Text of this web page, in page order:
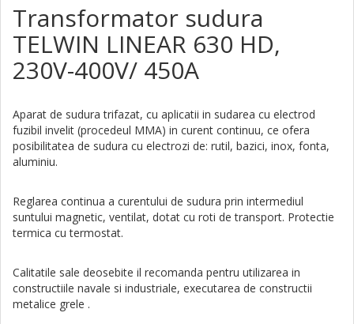
Transformator sudura
TELWIN LINEAR 630 HD,
230V-400V/ 450A
Aparat de sudura trifazat, cu aplicatii in sudarea cu electrod
fuzibil invelit (procedeul MMA) in curent continuu, ce ofera
posibilitatea de sudura cu electrozi de: rutil, bazici, inox, fonta,
aluminiu.
Reglarea continua a curentului de sudura prin intermediul
suntului magnetic, ventilat, dotat cu roti de transport. Protectie
termica cu termostat.
Calitatile sale deosebite il recomanda pentru utilizarea in
constructiile navale si industriale, executarea de constructii
metalice grele .